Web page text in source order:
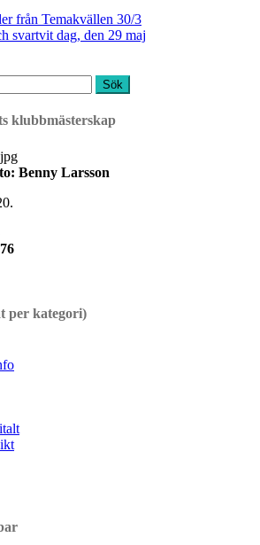
från Temakvällen 30/3
svartvit dag, den 29 maj
klubbmästerskap
Benny Larsson
per kategori)